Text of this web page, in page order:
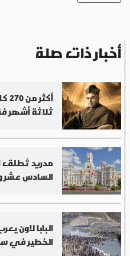
أخبار ذات صلة
ثلاثة أشهر
مدريد تُطلق
السادس عشر
البابا لاون
الخطير في